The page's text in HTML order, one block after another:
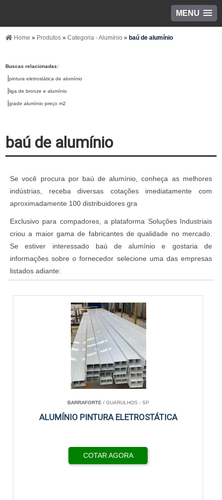
MENU
Home » Produtos»Categoria - Alumínio» baú de alumínio
Buscas relacionadas:
pintura eletrostática de alumínio
liga de bronze e alumínio
grade alumínio preço m2
baú de alumínio
Se você procura por baú de alumínio, conheça as melhores
indústrias, receba diversas cotações imediatamente com
aproximadamente 100 distribuidores gra
Exclusivo para compadores, a plataforma Soluções Industriais
criou a maior gama de fabricantes de qualidade no mercado.
Se estiver interessado baú de alumínio e gostaria de
informações sobre o fornecedor selecione uma das empresas
listados adiante:
BARRAFORTE / GUARULHOS - SP
ALUMÍNIO PINTURA ELETROSTÁTICA
COTAR AGORA